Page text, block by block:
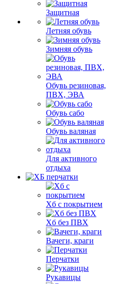
Защитная
Летняя обувь
Зимняя обувь
Обувь резиновая,
ПВХ, ЭВА
Обувь сабо
Обувь валяная
Для активного
отдыха
Хб с покрытием
Хб без ПВХ
Вачеги, краги
Перчатки
Рукавицы